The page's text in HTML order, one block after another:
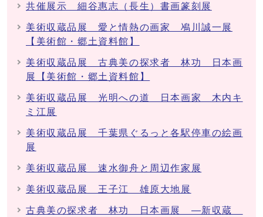
共催展示 細谷惠志（長生）書画篆刻展
美術収蔵品展 愛と情熱の画家 鳰川誠一展
【美術館・郷土資料館】
美術収蔵品展 古典美の探求者 林功 日本画
展【美術館・郷土資料館】
美術収蔵品展 光明への道 日本画家 木内キ
ミ江展
美術収蔵品展 千葉県ぐるっと各駅停車の絵画
展
美術収蔵品展 速水御舟と周辺作家展
美術収蔵品展 王子江 雄原大地展
古典美の探求者 林功 日本画展 ―新収蔵